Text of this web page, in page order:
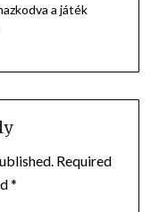
a játék
Required
*